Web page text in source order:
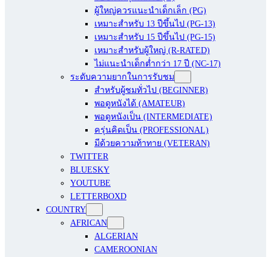
ผู้ใหญ่ควรแนะนำเด็กเล็ก (PG)
เหมาะสำหรับ 13 ปีขึ้นไป (PG-13)
เหมาะสำหรับ 15 ปีขึ้นไป (PG-15)
เหมาะสำหรับผู้ใหญ่ (R-RATED)
ไม่แนะนำเด็กต่ำกว่า 17 ปี (NC-17)
ระดับความยากในการรับชม
สำหรับผู้ชมทั่วไป (BEGINNER)
พอดูหนังได้ (AMATEUR)
พอดูหนังเป็น (INTERMEDIATE)
ครุ่นคิดเป็น (PROFESSIONAL)
มีด้วยความท้าทาย (VETERAN)
TWITTER
BLUESKY
YOUTUBE
LETTERBOXD
COUNTRY
AFRICAN
ALGERIAN
CAMEROONIAN